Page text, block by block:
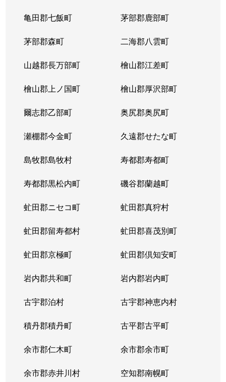
亀田郡七飯町 茅部郡鹿部町
茅部郡森町 二海郡八雲町
山越郡長万部町 檜山郡江差町
檜山郡上ノ国町 檜山郡厚沢部町
爾志郡乙部町 奥尻郡奥尻町
瀬棚郡今金町 久遠郡せたな町
島牧郡島牧村 寿都郡寿都町
寿都郡黒松内町 磯谷郡蘭越町
虻田郡ニセコ町 虻田郡真狩村
虻田郡留寿都村 虻田郡喜茂別町
虻田郡京極町 虻田郡倶知安町
岩内郡共和町 岩内郡岩内町
古宇郡泊村 古宇郡神恵内村
積丹郡積丹町 古平郡古平町
余市郡仁木町 余市郡余市町
余市郡赤井川村 空知郡南幌町